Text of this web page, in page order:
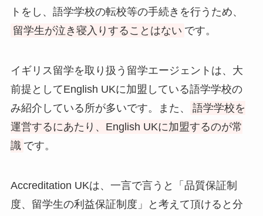
トをし、語学学校の転校等の手続きを行うため、
留学生が泣き寝入りすることはない です。
イギリス留学を取り扱う留学エージェントは、大
前提としてEnglish UKに加盟している語学学校の
み紹介している所が多いです。また、
語学学校を
運営するにあたり、English UKに加盟するのが常
識 です。
Accreditation UKは、一言で言うと「品質保証制
度、留学生の利益保証制度」と考えて頂けると分